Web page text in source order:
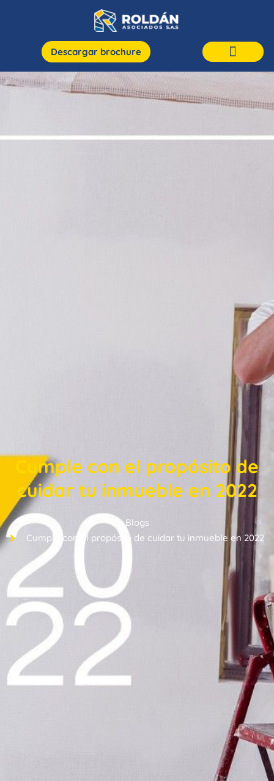
Descargar brochure
Cumple con el propósito de
cuidar tu inmueble en 2022
Blogs
Cumple con el propósito de cuidar tu inmueble en 2022